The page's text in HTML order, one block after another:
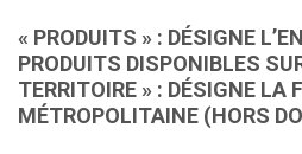
« PRODUITS » : DÉSIGNE
PRODUITS DISPONIBLES
TERRITOIRE » : DÉSIGNE LA
MÉTROPOLITAINE (HORS